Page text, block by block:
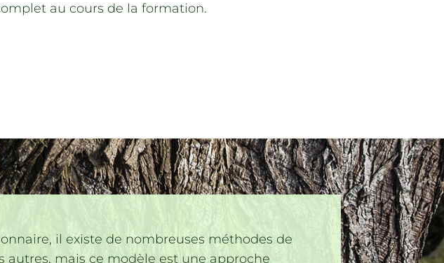
au cours de la formation.
il existe de nombreuses méthodes de
autres, mais ce modèle est une approche